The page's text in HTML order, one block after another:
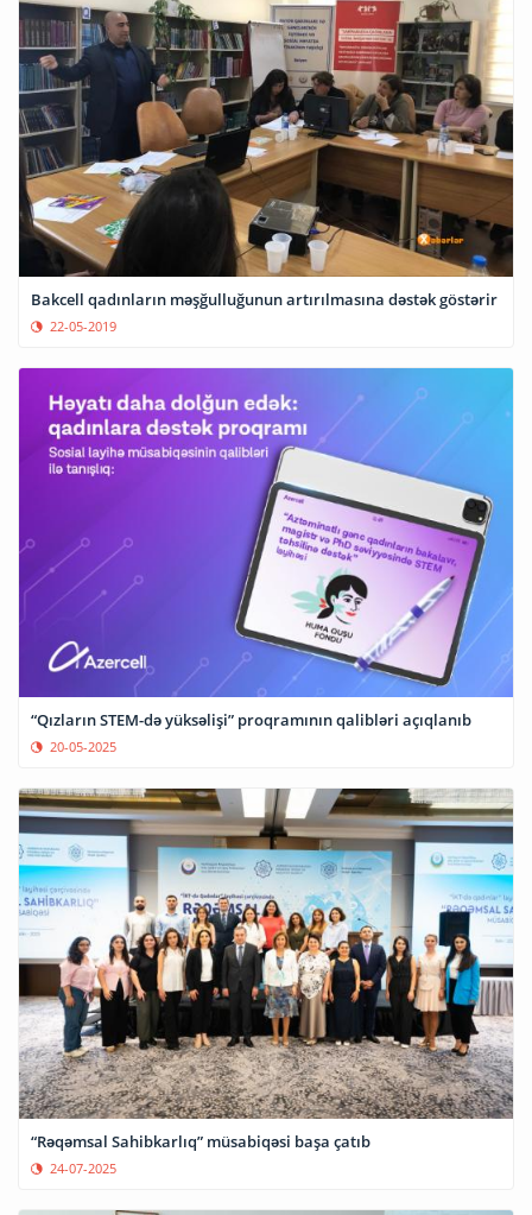
Bakcell qadınların məşğulluğunun artırılmasına dəstək göstərir
22-05-2019
“Qızların STEM-də yüksəlişi” proqramının qalibləri açıqlanıb
20-05-2025
“Rəqəmsal Sahibkarlıq” müsabiqəsi başa çatıb
24-07-2025